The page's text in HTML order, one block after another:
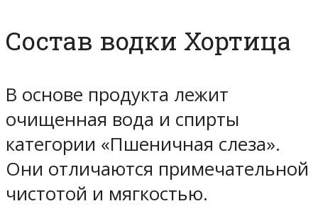
Состав водки Хортица
В основе продукта лежит
очищенная вода и спирты
категории «Пшеничная слеза».
Они отличаются примечательной
чистотой и мягкостью.